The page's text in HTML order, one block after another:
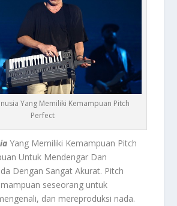
Yang Memiliki Kemampuan Pitch
Perfect
Yang Memiliki Kemampuan Pitch
Untuk Mendengar Dan
Dengan Sangat Akurat. Pitch
seseorang untuk
dan mereproduksi nada.